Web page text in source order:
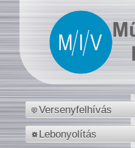
Versenyfelhívás
Lebonyolítás